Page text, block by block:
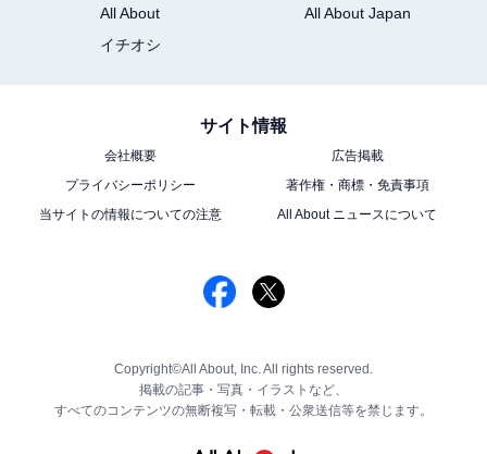
All About
All About Japan
イチオシ
サイト情報
会社概要
広告掲載
プライバシーポリシー
著作権・商標・免責事項
当サイトの情報についての注意
All About ニュースについて
Copyright©All About, Inc. All rights reserved.
掲載の記事・写真・イラストなど、
すべてのコンテンツの無断複写・転載・公衆送信等を禁じます。